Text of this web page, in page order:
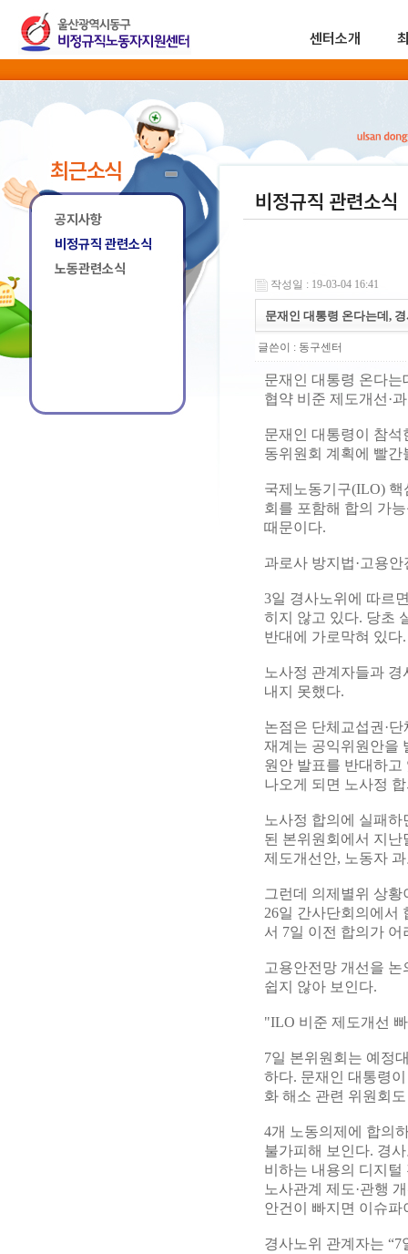
센터소개
최근소식
공지사항
비정규직 관련소식
노동관련소식
비정규직 관련소식
작성일 : 19-03-04 16:41
문재인 대통령 온다는데,
글쓴이 : 동구센터
문재인 대통령 온다
협약 비준 제도개선·
문재인 대통령이 참
동위원회 계획에 빨간
국제노동기구(ILO)
회를 포함해 합의 가
때문이다.
과로사 방지법·고용
3일 경사노위에 따르
히지 않고 있다. 당초
반대에 가로막혀 있다.
노사정 관계자들과
내지 못했다.
논점은 단체교섭권·
재계는 공익위원안을
원안 발표를 반대하
나오게 되면 노사정
노사정 합의에 실패
된 본위원회에서 지
제도개선안, 노동자
그런데 의제별위 상
26일 간사단회의에서
서 7일 이전 합의가 어
고용안전망 개선을
쉽지 않아 보인다.
"ILO 비준 제도개선
7일 본위원회는 예정
하다. 문재인 대통령
화 해소 관련 위원회
4개 노동의제에 합의
불가피해 보인다. 경
비하는 내용의 디지
노사관계 제도·관행
안건이 빠지면 이슈
경사노위 관계자는